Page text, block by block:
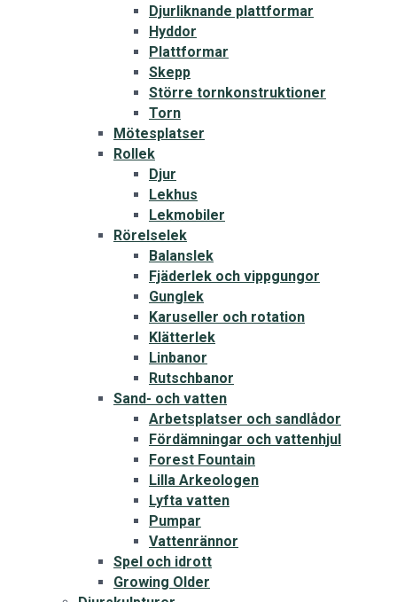
Djurliknande plattformar
Hyddor
Plattformar
Skepp
Större tornkonstruktioner
Torn
Mötesplatser
Rollek
Djur
Lekhus
Lekmobiler
Rörelselek
Balanslek
Fjäderlek och vippgungor
Gunglek
Karuseller och rotation
Klätterlek
Linbanor
Rutschbanor
Sand- och vatten
Arbetsplatser och sandlådor
Fördämningar och vattenhjul
Forest Fountain
Lilla Arkeologen
Lyfta vatten
Pumpar
Vattenrännor
Spel och idrott
Growing Older